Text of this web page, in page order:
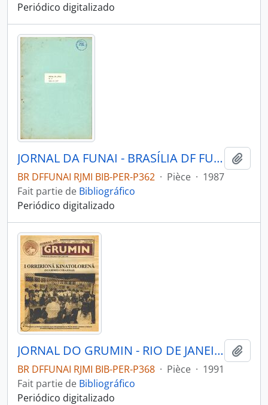
Periódico digitalizado
JORNAL DA FUNAI - BRASÍLIA DF FUNAI - 1987 - Nº05
BR DFFUNAI RJMI BIB-PER-P362 · Pièce · 1987
Fait partie de Bibliográfico
Periódico digitalizado
JORNAL DO GRUMIN - RIO DE JANEIRO GRUMIN - 1991 - Nº05
BR DFFUNAI RJMI BIB-PER-P368 · Pièce · 1991
Fait partie de Bibliográfico
Periódico digitalizado